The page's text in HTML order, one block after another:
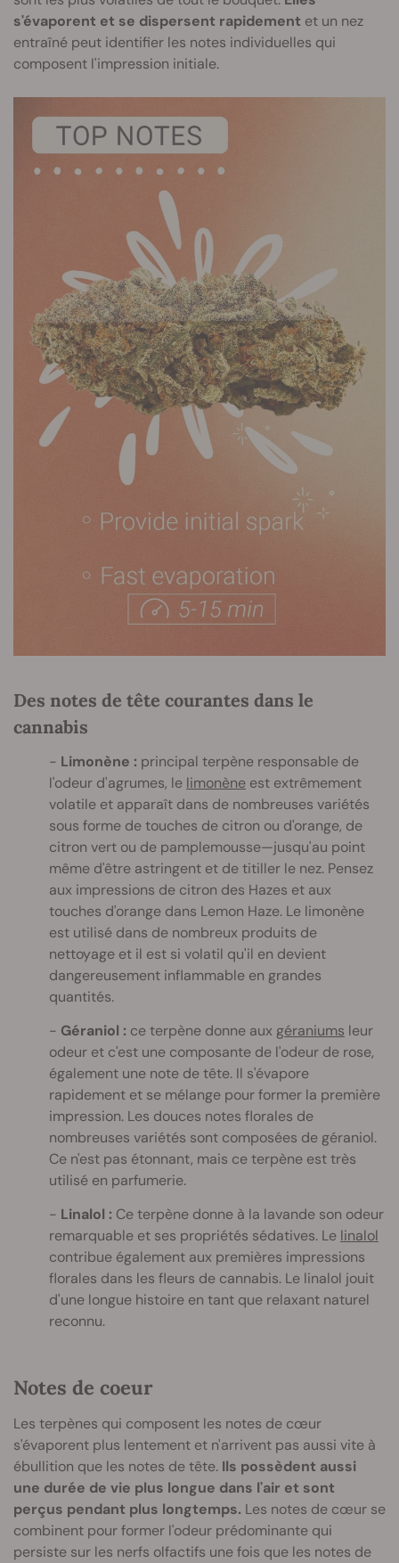
s'évaporent et se dispersent rapidement et un nez
entraîné peut identifier les notes individuelles qui
composent l'impression initiale.
Des notes de tête courantes dans le
cannabis
Limonène : principal terpène responsable de
l'odeur d'agrumes, le limonène est extrêmement
volatile et apparaît dans de nombreuses variétés
sous forme de touches de citron ou d'orange, de
citron vert ou de pamplemousse—jusqu'au point
même d'être astringent et de titiller le nez. Pensez
aux impressions de citron des Hazes et aux
touches d'orange dans Lemon Haze. Le limonène
est utilisé dans de nombreux produits de
nettoyage et il est si volatil qu'il en devient
dangereusement inflammable en grandes
quantités.
Géraniol : ce terpène donne aux géraniums leur
odeur et c'est une composante de l'odeur de rose,
également une note de tête. Il s'évapore
rapidement et se mélange pour former la première
impression. Les douces notes florales de
nombreuses variétés sont composées de géraniol.
Ce n'est pas étonnant, mais ce terpène est très
utilisé en parfumerie.
Linalol : Ce terpène donne à la lavande son odeur
remarquable et ses propriétés sédatives. Le linalol
contribue également aux premières impressions
florales dans les fleurs de cannabis. Le linalol jouit
d'une longue histoire en tant que relaxant naturel
reconnu.
Notes de coeur
Les terpènes qui composent les notes de cœur
s'évaporent plus lentement et n'arrivent pas aussi vite à
ébullition que les notes de tête. Ils possèdent aussi
une durée de vie plus longue dans l'air et sont
perçus pendant plus longtemps. Les notes de cœur se
combinent pour former l'odeur prédominante qui
persiste sur les nerfs olfactifs une fois que les notes de